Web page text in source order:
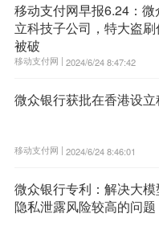
移动支付网早报6.24：
立科技子公司，特大盗
被破
移动支付网 | 2024/6/24 8:47:42
微众银行获批在香港设
移动支付网 | 2024/6/24 8:46:01
微众银行专利：解决大
隐私泄露风险较高的问题